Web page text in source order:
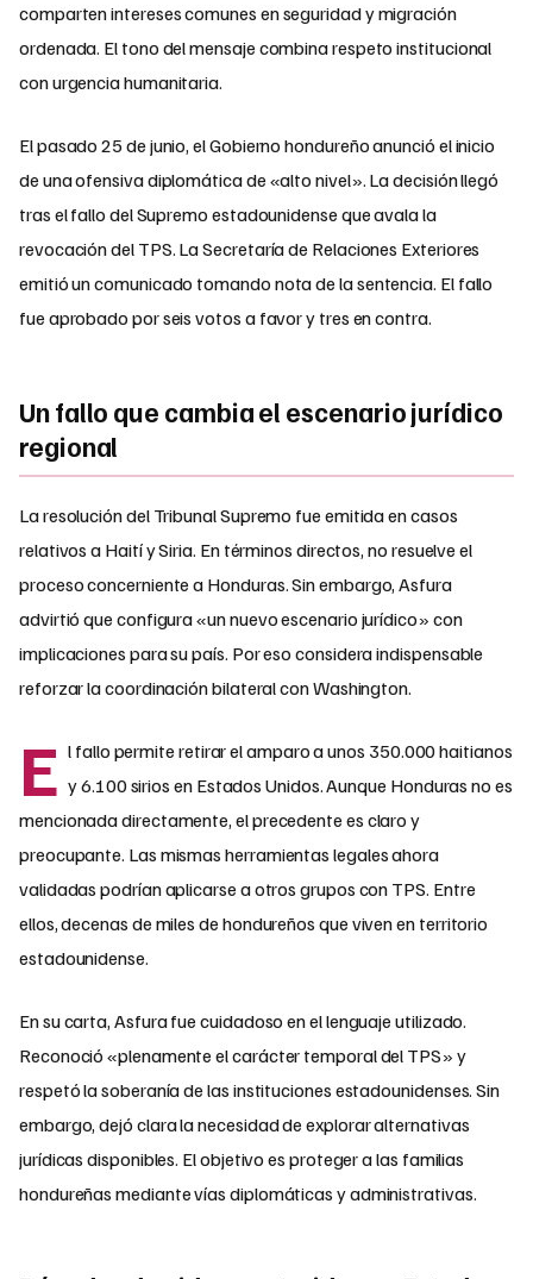
comparten intereses comunes en seguridad y migración
ordenada. El tono del mensaje combina respeto institucional
con urgencia humanitaria.
El pasado 25 de junio, el Gobierno hondureño anunció el inicio
de una ofensiva diplomática de «alto nivel». La decisión llegó
tras el fallo del Supremo estadounidense que avala la
revocación del TPS. La Secretaría de Relaciones Exteriores
emitió un comunicado tomando nota de la sentencia. El fallo
fue aprobado por seis votos a favor y tres en contra.
Un fallo que cambia el escenario jurídico
regional
La resolución del Tribunal Supremo fue emitida en casos
relativos a Haití y Siria. En términos directos, no resuelve el
proceso concerniente a Honduras. Sin embargo, Asfura
advirtió que configura «un nuevo escenario jurídico» con
implicaciones para su país. Por eso considera indispensable
reforzar la coordinación bilateral con Washington.
E l fallo permite retirar el amparo a unos 350.000 haitianos
y 6.100 sirios en Estados Unidos. Aunque Honduras no es
mencionada directamente, el precedente es claro y
preocupante. Las mismas herramientas legales ahora
validadas podrían aplicarse a otros grupos con TPS. Entre
ellos, decenas de miles de hondureños que viven en territorio
estadounidense.
En su carta, Asfura fue cuidadoso en el lenguaje utilizado.
Reconoció «plenamente el carácter temporal del TPS» y
respetó la soberanía de las instituciones estadounidenses. Sin
embargo, dejó clara la necesidad de explorar alternativas
jurídicas disponibles. El objetivo es proteger a las familias
hondureñas mediante vías diplomáticas y administrativas.